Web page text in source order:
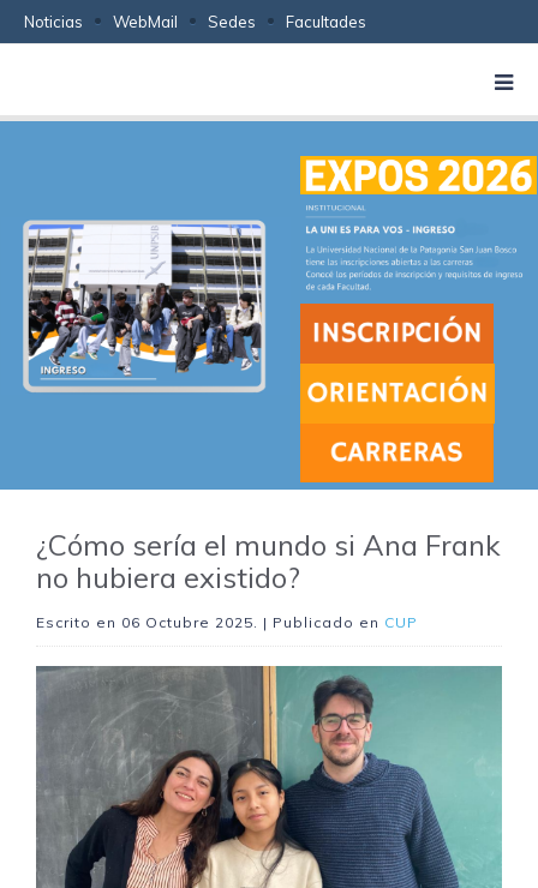
Noticias WebMail Sedes Facultades
¿Cómo sería el mundo si Ana Frank
no hubiera existido?
Escrito en 06 Octubre 2025. | Publicado en CUP